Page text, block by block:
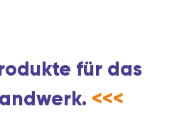
für das
<<<